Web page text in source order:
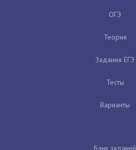
ОГЭ
Теория
Задания ЕГЭ
Тесты
Варианты
Банк заданий